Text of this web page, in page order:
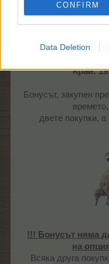
CONFIRM
Data Deletion
Мега
Край:
Бонусът, закупен
двете покупки,
!!! Бонусът няма
на
Всяка друга